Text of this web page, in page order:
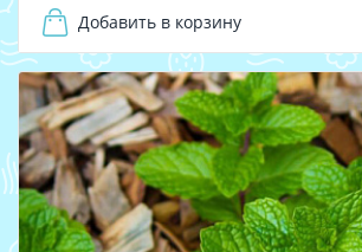
Добавить в корзину